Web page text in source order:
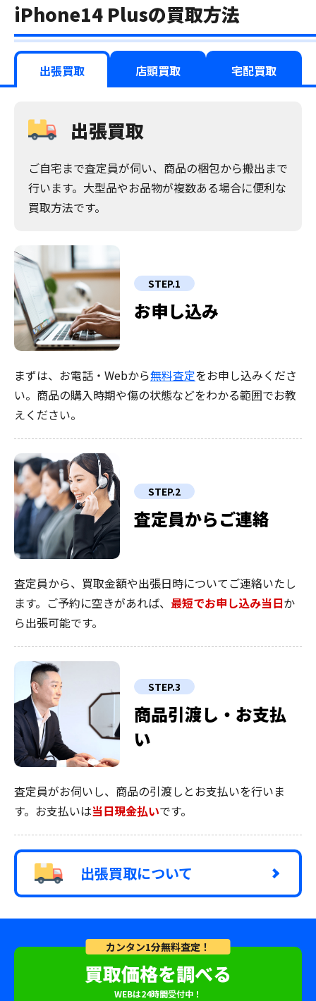
iPhone14 Plusの買取方法
出張買取 店頭買取 宅配買取
出張買取
ご自宅まで査定員が伺い、商品の梱包から搬出まで
行います。大型品やお品物が複数ある場合に便利な
買取方法です。
STEP.1
お申し込み
まずは、お電話・Webから無料査定をお申し込みくださ
い。商品の購入時期や傷の状態などをわかる範囲でお教
えください。
STEP.2
査定員からご連絡
査定員から、買取金額や出張日時についてご連絡いたし
ます。ご予約に空きがあれば、 最短でお申し込み当日か
ら出張可能です。
STEP.3
商品引渡し・お支払
い
査定員がお伺いし、商品の引渡しとお支払いを行いま
す。お支払いは当日現金払いです。
出張買取について
カンタン1分無料査定！
買取価格を調べる
WEBは24時間受付中！